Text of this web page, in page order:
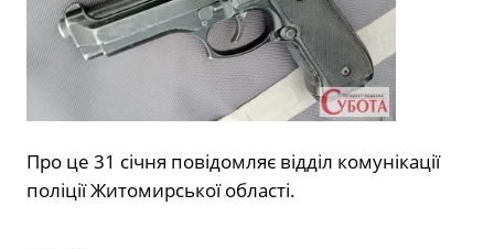
Про це 31 січня повідомляє відділ комунікації
поліції Житомирської області.